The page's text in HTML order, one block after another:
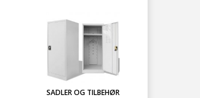
SADLER OG TILBEHØR